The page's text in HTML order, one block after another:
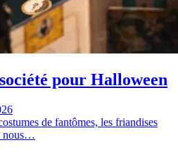
pour Halloween
de fantômes, les friandises
nous…